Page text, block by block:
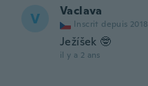
V Vaclava
Inscrit depuis 2018
Ježíšek 🤓
il y a 2 ans